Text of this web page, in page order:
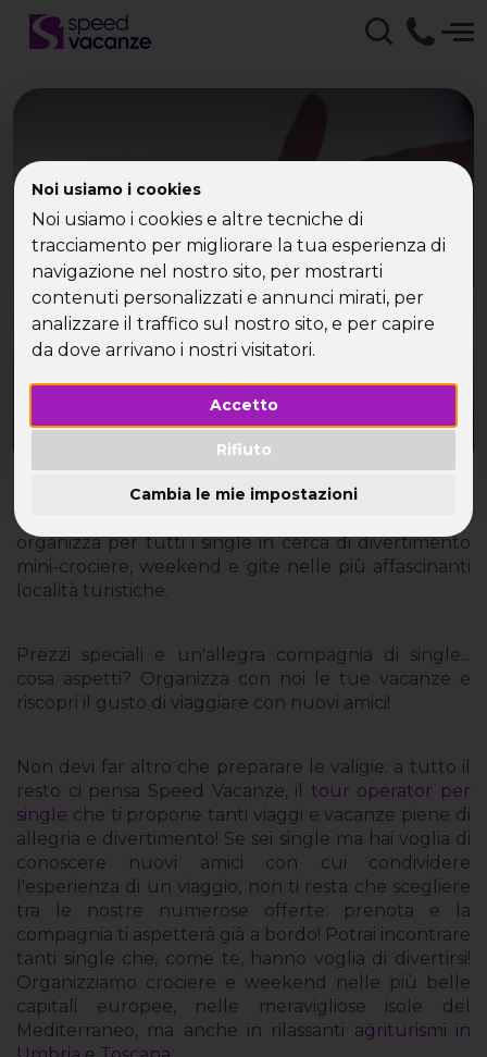
Noi usiamo i cookies
Noi usiamo i cookies e altre tecniche di
tracciamento per migliorare la tua esperienza di
navigazione nel nostro sito, per mostrarti
contenuti personalizzati e annunci mirati, per
analizzare il traffico sul nostro sito, e per capire
da dove arrivano i nostri visitatori.
Accetto
Rifiuto
Cambia le mie impostazioni
Viaggi e vacanze per
single Speed Vacanze -
weekend, vacanze e
viaggi per single
Viaggi e Vacanze per single - Speed Vacanze
organizza per tutti i single in cerca di divertimento
mini-crociere, weekend e gite nelle più affascinanti
località turistiche.
Prezzi speciali e un'allegra compagnia di single...
cosa aspetti? Organizza con noi le tue vacanze e
riscopri il gusto di viaggiare con nuovi amici!
Non devi far altro che preparare le valigie: a tutto il
resto ci pensa Speed Vacanze, il tour operator per
single che ti propone tanti viaggi e vacanze piene di
allegria e divertimento! Se sei single ma hai voglia di
conoscere nuovi amici con cui condividere
l'esperienza di un viaggio, non ti resta che scegliere
tra le nostre numerose offerte: prenota e la
compagnia ti aspetterà già a bordo! Potrai incontrare
tanti single che, come te, hanno voglia di divertirsi!
Organizziamo crociere e weekend nelle più belle
capitali europee, nelle meravigliose isole del
Mediterraneo, ma anche in rilassanti agriturismi in